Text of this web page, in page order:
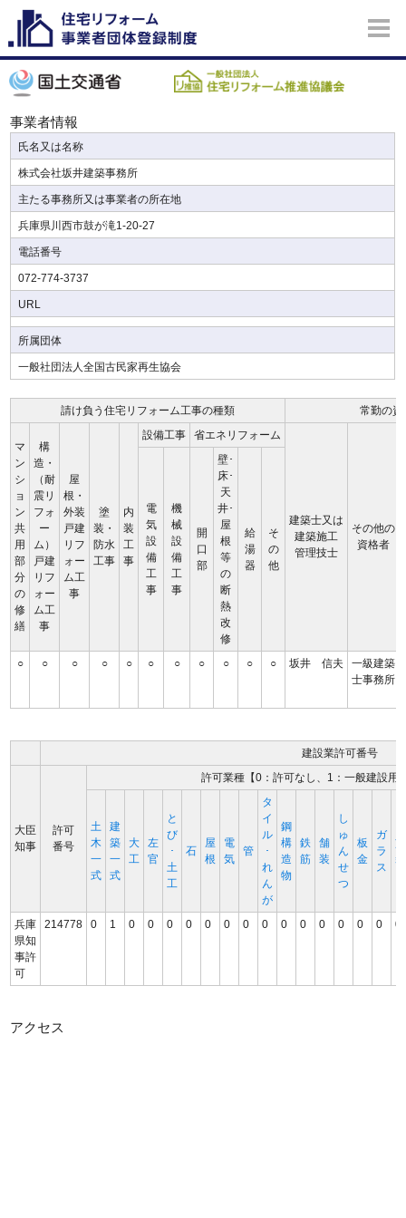
事業者情報
氏名又は名称
株式会社坂井建築事務所
主たる事務所又は事業者の所在地
兵庫県川西市鼓が滝1-20-27
電話番号
072-774-3737
URL
所属団体
一般社団法人全国古民家再生協会
請け負う住宅リフォーム工事の種類 常勤の資
マ
ン
シ
ョ
ン
共
用
部
分
の
修
繕
構
造・
（耐
震リ
フォ
ー
ム）
戸建
リフ
ォー
ム工
事
屋
根・
外装
戸建
リフ
ォー
ム工
事
塗
装・
防水
工事
内
装
工
事
設備工事 省エネリフォーム
建築士又は
建築施工
管理技士
その他の
資格者
電
気
設
備
工
事
機
械
設
備
工
事
開
口
部
壁･
床･
天
井･
屋
根
等
の
断
熱
改
修
給
湯
器
そ
の
他
○ ○ ○ ○ ○ ○ ○ ○ ○ ○ ○ 坂井 信夫
一級建築
士事務所
建設業許可番号
大臣
知事
許可
番号
許可業種【0：許可なし、1：一般建設用
土
木
一
式
建
築
一
式
大
工
左
官
と
び
･
土
工
石
屋
根
電
気
管
タ
イ
ル
･
れ
ん
が
鋼
構
造
物
鉄
筋
舗
装
し
ゅ
ん
せ
つ
板
金
ガ
ラ
ス
塗
装
兵庫
県知
事許
可
214778 0 1 0 0 0 0 0 0 0 0 0 0 0 0 0 0 0
アクセス